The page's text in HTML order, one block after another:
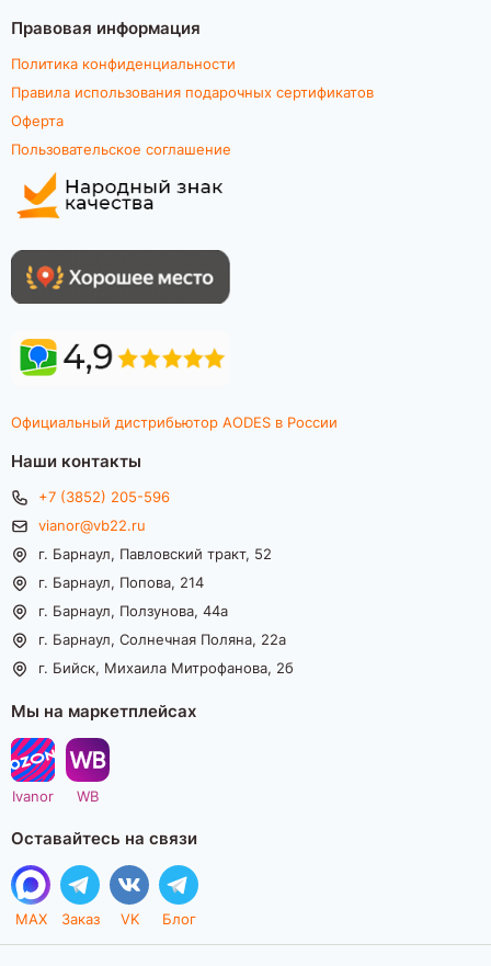
Правовая информация
Политика конфиденциальности
Правила использования подарочных сертификатов
Оферта
Пользовательское соглашение
Официальный дистрибьютор AODES в России
Наши контакты
+7 (3852) 205-596
vianor@vb22.ru
г. Барнаул, Павловский тракт, 52
г. Барнаул, Попова, 214
г. Барнаул, Ползунова, 44а
г. Барнаул, Солнечная Поляна, 22а
г. Бийск, Михаила Митрофанова, 2б
Мы на маркетплейсах
Ivanor WB
Оставайтесь на связи
MAX Заказ VK Блог